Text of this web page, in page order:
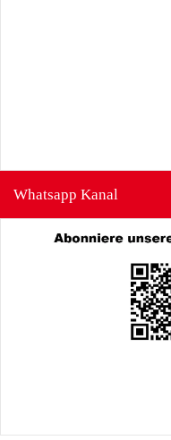
Whatsapp Kanal